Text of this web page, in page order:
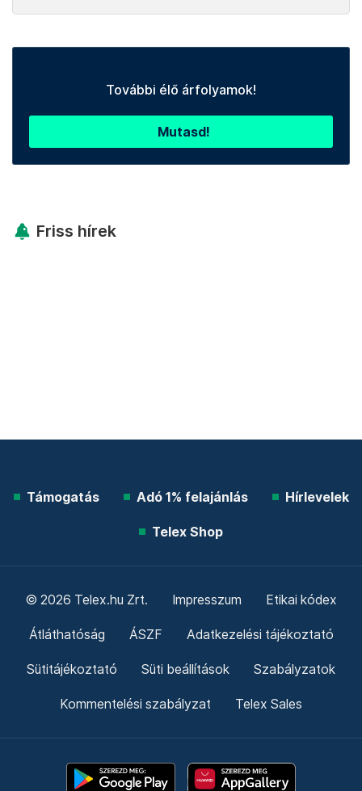
További élő árfolyamok!
Mutasd!
Friss hírek
Támogatás Adó 1% felajánlás Hírlevelek
Telex Shop
© 2026 Telex.hu Zrt. Impresszum Etikai kódex
Átláthatóság ÁSZF Adatkezelési tájékoztató
Sütitájékoztató Süti beállítások Szabályzatok
Kommentelési szabályzat Telex Sales